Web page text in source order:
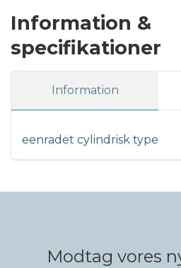
Information &
specifikationer
Information
eenradet cylindrisk type
Modtag vores